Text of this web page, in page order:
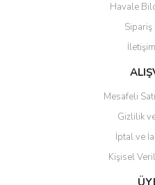
Ürün açıklamasında eksik
Ürün bilgilerinde hatalar
Ürün fiyatı diğer sitelerden
Bu ürüne benzer farklı
Havale
Mesafeli
Gizlilik
İptal ve
Kişisel